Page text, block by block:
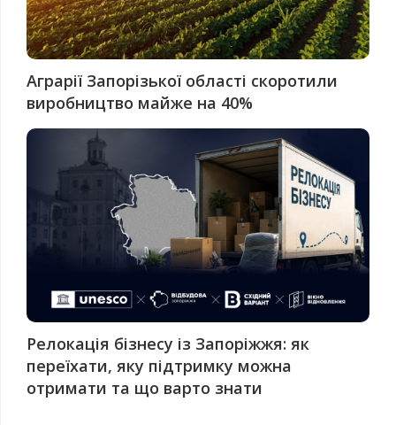
Аграрії Запорізької області скоротили
виробництво майже на 40%
Релокація бізнесу із Запоріжжя: як
переїхати, яку підтримку можна
отримати та що варто знати